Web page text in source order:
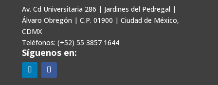
Av. Cd Universitaria 286 | Jardines del Pedregal |
Álvaro Obregón | C.P. 01900 | Ciudad de México,
CDMX
Teléfonos: (+52) 55 3857 1644
Síguenos en: